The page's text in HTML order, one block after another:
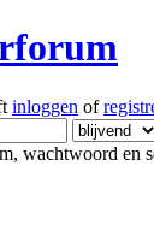
inloggen of
wachtwoord en